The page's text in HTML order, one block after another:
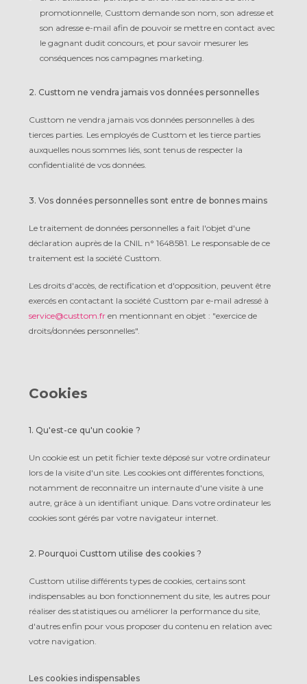
promotionnelle, Custtom demande son nom, son adresse et
son adresse e-mail afin de pouvoir se mettre en contact avec
le gagnant dudit concours, et pour savoir mesurer les
conséquences nos campagnes marketing.
2. Custtom ne vendra jamais vos données personnelles
Custtom ne vendra jamais vos données personnelles à des
tierces parties. Les employés de Custtom et les tierce parties
auxquelles nous sommes liés, sont tenus de respecter la
confidentialité de vos données.
3. Vos données personnelles sont entre de bonnes mains
Le traitement de données personnelles a fait l'objet d'une
déclaration auprès de la CNIL n° 1648581. Le responsable de ce
traitement est la société Custtom.
Les droits d'accès, de rectification et d'opposition, peuvent être
exercés en contactant la société Custtom par e-mail adressé à
service@custtom.fr en mentionnant en objet : "exercice de
droits/données personnelles".
Cookies
1. Qu'est-ce qu'un cookie ?
Un cookie est un petit fichier texte déposé sur votre ordinateur
lors de la visite d'un site. Les cookies ont différentes fonctions,
notamment de reconnaitre un internaute d'une visite à une
autre, grâce à un identifiant unique. Dans votre ordinateur les
cookies sont gérés par votre navigateur internet.
2. Pourquoi Custtom utilise des cookies ?
Custtom utilise différents types de cookies, certains sont
indispensables au bon fonctionnement du site, les autres pour
réaliser des statistiques ou améliorer la performance du site,
d'autres enfin pour vous proposer du contenu en relation avec
votre navigation.
Les cookies indispensables